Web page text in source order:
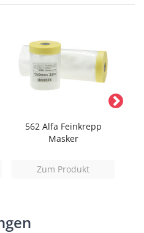
562 Alfa Feinkrepp
Masker
Zum Produkt